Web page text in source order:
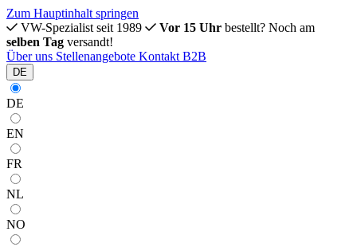
Zum Hauptinhalt springen
VW-Spezialist seit 1989
Vor 15 Uhr bestellt? Noch am
selben Tag versandt!
Über uns Stellenangebote Kontakt B2B
DE
DE
EN
FR
NL
NO